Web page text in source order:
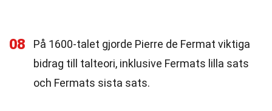
08
På 1600-talet gjorde Pierre de Fermat viktiga
bidrag till talteori, inklusive Fermats lilla sats
och Fermats sista sats.